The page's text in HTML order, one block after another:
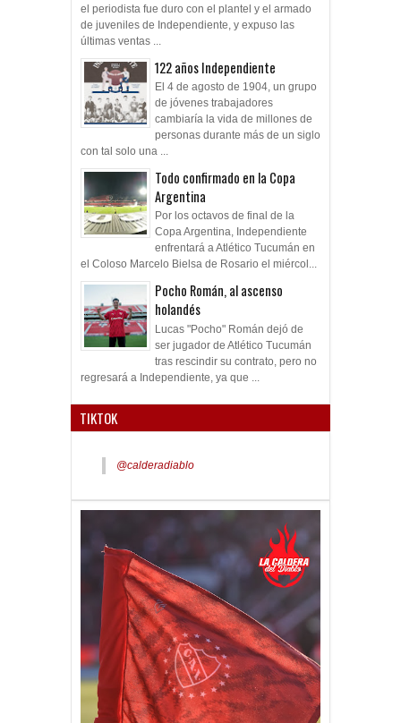
el periodista fue duro con el plantel y el armado
de juveniles de Independiente, y expuso las
últimas ventas ...
122 años Independiente
El 4 de agosto de 1904, un grupo
de jóvenes trabajadores
cambiaría la vida de millones de
personas durante más de un siglo
con tal solo una ...
Todo confirmado en la Copa
Argentina
Por los octavos de final de la
Copa Argentina, Independiente
enfrentará a Atlético Tucumán en
el Coloso Marcelo Bielsa de Rosario el miércol...
Pocho Román, al ascenso
holandés
Lucas "Pocho" Román dejó de
ser jugador de Atlético Tucumán
tras rescindir su contrato, pero no
regresará a Independiente, ya que ...
TIKTOK
@calderadiablo